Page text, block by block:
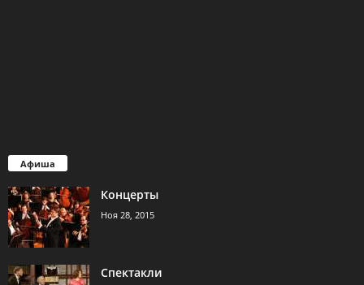
Афиша
Концерты
Ноя 28, 2015
Спектакли